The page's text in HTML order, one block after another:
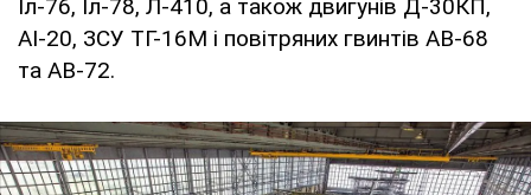
Іл-76, Іл-78, Л-410, а також двигунів Д-30КП,
АІ-20, ЗСУ ТГ-16М і повітряних гвинтів АВ-68
та АВ-72.